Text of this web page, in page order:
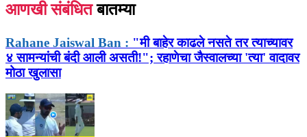
आणखी संबंधित बातम्या
Rahane Jaiswal Ban : "मी बाहेर काढले नसते तर त्याच्यावर
४ सामन्यांची बंदी आली असती!"; रहाणेचा जैस्वालच्या 'त्या' वादावर
मोठा खुलासा